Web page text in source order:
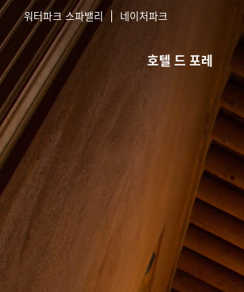
워터파크 스파밸리 네이처파크
호텔 드 포레